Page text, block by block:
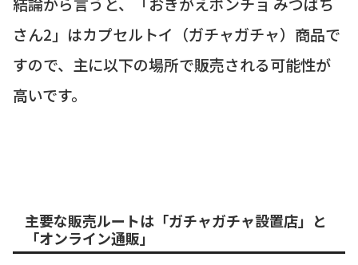
さん2」はカプセルトイ（ガチャガチャ）商品で
すので、主に以下の場所で販売される可能性が
高いです。
主要な販売ルートは「ガチャガチャ設置店」と
「オンライン通販」